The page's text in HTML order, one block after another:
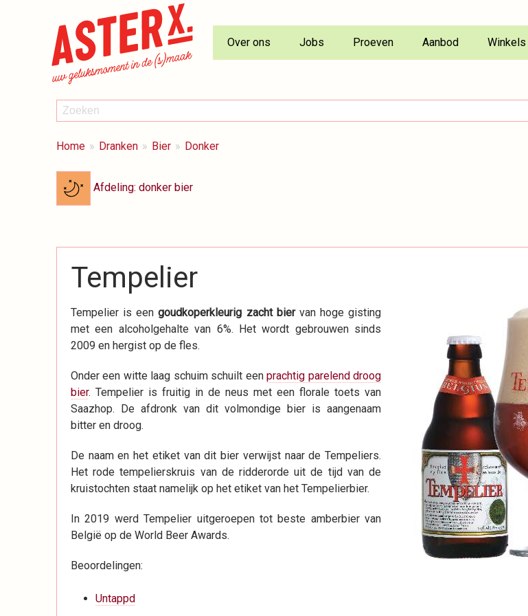
Over ons Jobs Proeven Aanbod Winkels
ZOEKEN
Zoeken
BREADCRUMBS
Je
hier:
Home Dranken Bier Donker
Afdeling: donker bier
Tempelier
Tempelier is eengoudkoperkleurig zacht biervan hoge gisting
met een alcoholgehalte van 6%. Het wordt gebrouwen sinds
2009 en hergist op de fles.
Onder een witte laag schuim schuilt eenprachtig parelend droog
bier. Tempelier is fruitig in de neus met een florale toets van
Saazhop. De afdronk van dit volmondige bier is aangenaam
bitter en droog.
De naam en het etiket van dit bier verwijst naar de Tempeliers.
Het rode tempelierskruis van de ridderorde uit de tijd van de
kruistochten staat namelijk op het etiket van het Tempelierbier.
In 2019 werd Tempelier uitgeroepen tot beste amberbier van
België op de World Beer Awards.
Beoordelingen:
Untappd